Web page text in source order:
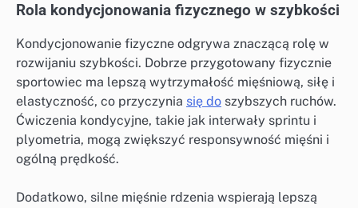
Rola kondycjonowania fizycznego w szybkości
Kondycjonowanie fizyczne odgrywa znaczącą rolę w
rozwijaniu szybkości. Dobrze przygotowany fizycznie
sportowiec ma lepszą wytrzymałość mięśniową, siłę i
elastyczność, co przyczynia się do szybszych ruchów.
Ćwiczenia kondycyjne, takie jak interwały sprintu i
plyometria, mogą zwiększyć responsywność mięśni i
ogólną prędkość.
Dodatkowo, silne mięśnie rdzenia wspierają lepszą